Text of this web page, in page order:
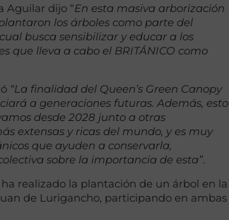
Aguilar dijo “En esta masiva arborización
los árboles como parte del
busca sensibilizar y educar a los
que lleva a cabo el BRITÁNICO como
“La finalidad del Queen’s Green Canopy
a generaciones futuras. Además, esto
desde 2028 junto a otras
extensas y ricas del mundo, y es muy
que ayuden a conservarla,
sobre la importancia de esta”.
realizado la plantación de un árbol en la
de Lurigancho, participando en ambas